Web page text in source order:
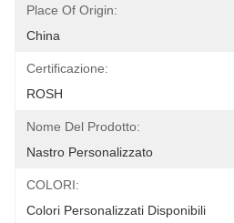
Place Of Origin:
China
Certificazione:
ROSH
Nome Del Prodotto:
Nastro Personalizzato
COLORI:
Colori Personalizzati Disponibili